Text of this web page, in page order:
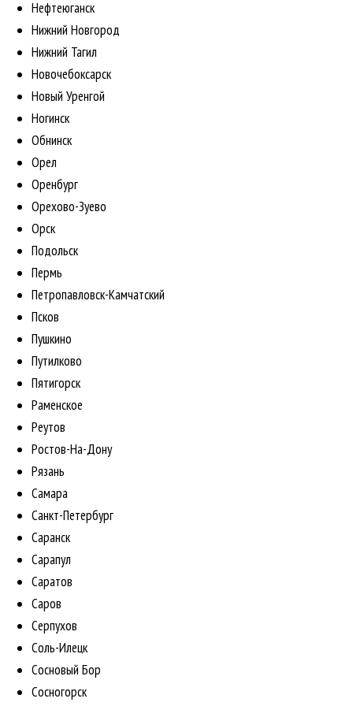
Нефтеюганск
Нижний Новгород
Нижний Тагил
Новочебоксарск
Новый Уренгой
Ногинск
Обнинск
Орел
Оренбург
Орехово-Зуево
Орск
Подольск
Пермь
Петропавловск-Камчатский
Псков
Пушкино
Путилково
Пятигорск
Раменское
Реутов
Ростов-На-Дону
Рязань
Самара
Санкт-Петербург
Саранск
Сарапул
Саратов
Саров
Серпухов
Соль-Илецк
Сосновый Бор
Сосногорск